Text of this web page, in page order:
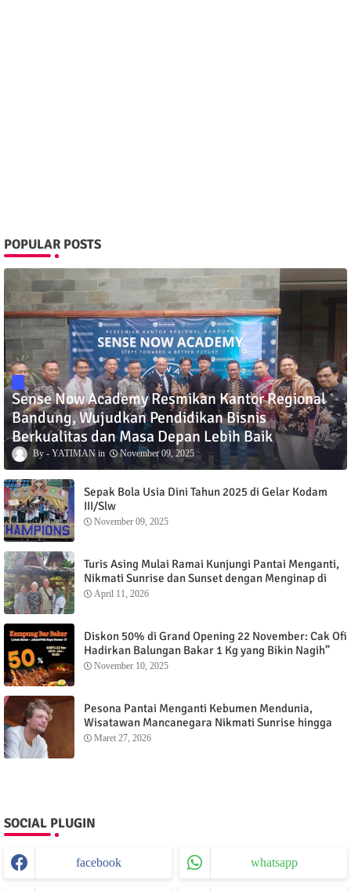
POPULAR POSTS
Sense Now Academy Resmikan Kantor Regional
Bandung, Wujudkan Pendidikan Bisnis
Berkualitas dan Masa Depan Lebih Baik
YATIMAN November 09, 2025
Sepak Bola Usia Dini Tahun 2025 di Gelar Kodam
III/Slw
November 09, 2025
Turis Asing Mulai Ramai Kunjungi Pantai Menganti,
Nikmati Sunrise dan Sunset dengan Menginap di
Menganti Cottage
April 11, 2026
Diskon 50% di Grand Opening 22 November: Cak Ofi
Hadirkan Balungan Bakar 1 Kg yang Bikin Nagih”
November 10, 2025
Pesona Pantai Menganti Kebumen Mendunia,
Wisatawan Mancanegara Nikmati Sunrise hingga
Sunset dari Menganti Cottage
Maret 27, 2026
SOCIAL PLUGIN
facebook whatsapp